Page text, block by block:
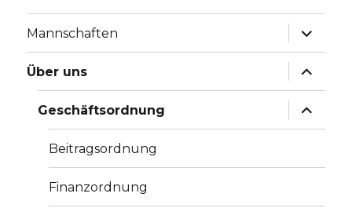
Mannschaften
Über uns
Geschäftsordnung
Beitragsordnung
Finanzordnung